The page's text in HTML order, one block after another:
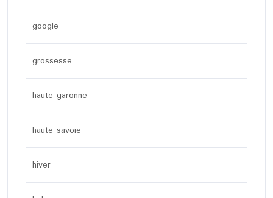
google
grossesse
haute garonne
haute savoie
hiver